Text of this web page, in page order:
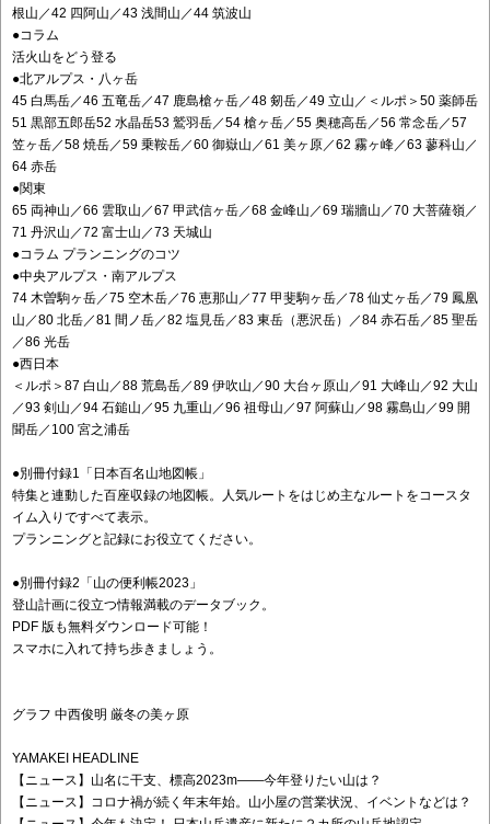
根山／42 四阿山／43 浅間山／44 筑波山
●コラム
活火山をどう登る
●北アルプス・八ヶ岳
45 白馬岳／46 五竜岳／47 鹿島槍ヶ岳／48 剱岳／49 立山／＜ルポ＞50 薬師岳
51 黒部五郎岳52 水晶岳53 鷲羽岳／54 槍ヶ岳／55 奥穂高岳／56 常念岳／57
笠ヶ岳／58 焼岳／59 乗鞍岳／60 御嶽山／61 美ヶ原／62 霧ヶ峰／63 蓼科山／
64 赤岳
●関東
65 両神山／66 雲取山／67 甲武信ヶ岳／68 金峰山／69 瑞牆山／70 大菩薩嶺／
71 丹沢山／72 富士山／73 天城山
●コラム プランニングのコツ
●中央アルプス・南アルプス
74 木曽駒ヶ岳／75 空木岳／76 恵那山／77 甲斐駒ヶ岳／78 仙丈ヶ岳／79 鳳凰
山／80 北岳／81 間ノ岳／82 塩見岳／83 東岳（悪沢岳）／84 赤石岳／85 聖岳
／86 光岳
●西日本
＜ルポ＞87 白山／88 荒島岳／89 伊吹山／90 大台ヶ原山／91 大峰山／92 大山
／93 剣山／94 石鎚山／95 九重山／96 祖母山／97 阿蘇山／98 霧島山／99 開
聞岳／100 宮之浦岳
●別冊付録1「日本百名山地図帳」
特集と連動した百座収録の地図帳。人気ルートをはじめ主なルートをコースタ
イム入りですべて表示。
プランニングと記録にお役立てください。
●別冊付録2「山の便利帳2023」
登山計画に役立つ情報満載のデータブック。
PDF 版も無料ダウンロード可能！
スマホに入れて持ち歩きましょう。
グラフ 中西俊明 厳冬の美ヶ原
YAMAKEI HEADLINE
【ニュース】山名に干支、標高2023m――今年登りたい山は？
【ニュース】コロナ禍が続く年末年始。山小屋の営業状況、イベントなどは？